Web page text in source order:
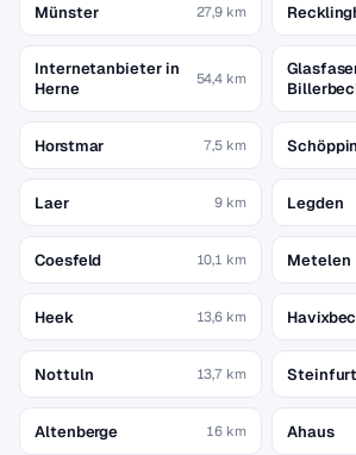
Münster 27,9 km
Internetanbieter in
Herne
54,4 km
Horstmar 7,5 km
Laer 9 km Legden
Coesfeld 10,1 km Metelen
Heek 13,6 km
Nottuln 13,7 km Steinfurt
Altenberge 16 km Ahaus